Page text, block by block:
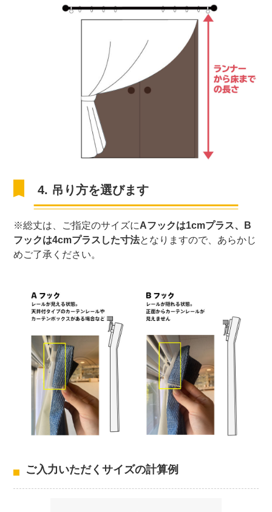
4. 吊り方を選びます
※総丈は、ご指定のサイズにAフックは1cmプラス、B
フックは4cmプラスした寸法となりますので、あらかじ
めご了承ください。
ご入力いただくサイズの計算例